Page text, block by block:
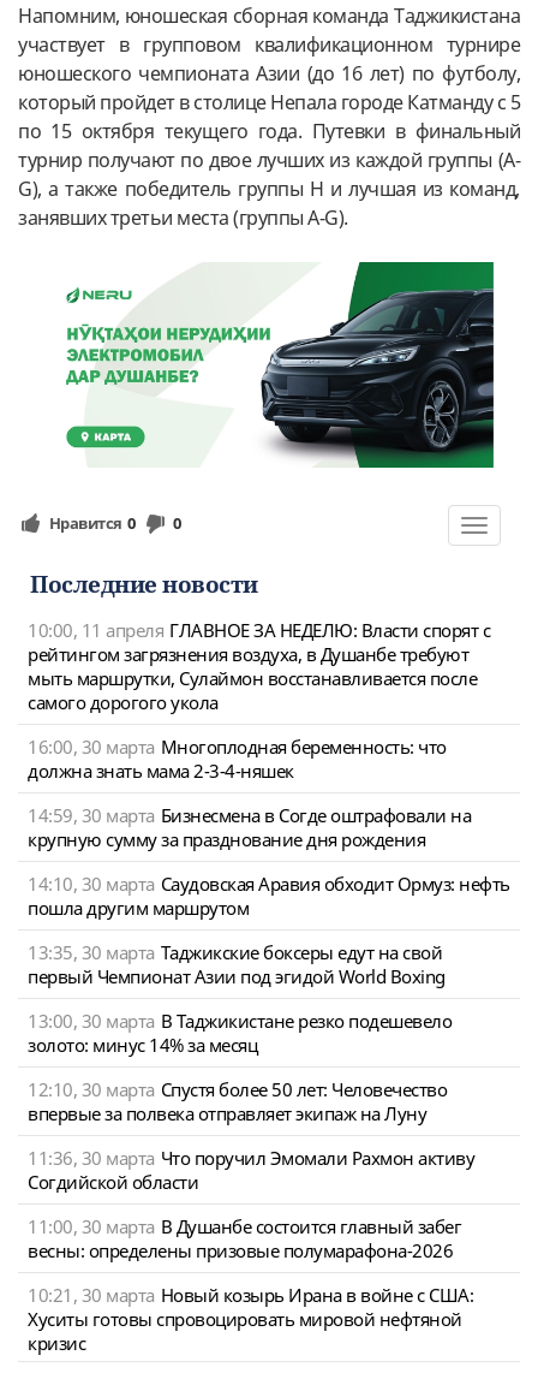
Напомним, юношеская сборная команда Таджикистана
участвует в групповом квалификационном турнире
юношеского чемпионата Азии (до 16 лет) по футболу,
который пройдет в столице Непала городе Катманду с 5
по 15 октября текущего года. Путевки в финальный
турнир получают по двое лучших из каждой группы (А-
G), а также победитель группы Н и лучшая из команд,
занявших третьи места (группы А-G).
Toggle
Нравится 0 0
Последние новости
10:00, 11 апреля ГЛАВНОЕ ЗА НЕДЕЛЮ: Власти спорят с
рейтингом загрязнения воздуха, в Душанбе требуют
мыть маршрутки, Сулаймон восстанавливается после
самого дорогого укола
16:00, 30 марта Многоплодная беременность: что
должна знать мама 2-3-4-няшек
14:59, 30 марта Бизнесмена в Согде оштрафовали на
крупную сумму за празднование дня рождения
14:10, 30 марта Саудовская Аравия обходит Ормуз: нефть
пошла другим маршрутом
13:35, 30 марта Таджикские боксеры едут на свой
первый Чемпионат Азии под эгидой World Boxing
13:00, 30 марта В Таджикистане резко подешевело
золото: минус 14% за месяц
12:10, 30 марта Спустя более 50 лет: Человечество
впервые за полвека отправляет экипаж на Луну
11:36, 30 марта Что поручил Эмомали Рахмон активу
Согдийской области
11:00, 30 марта В Душанбе состоится главный забег
весны: определены призовые полумарафона-2026
10:21, 30 марта Новый козырь Ирана в войне с США:
Хуситы готовы спровоцировать мировой нефтяной
кризис